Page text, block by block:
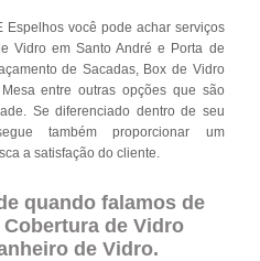
Espelhos você pode achar serviços
Vidro em Santo André e Porta de
de Sacadas, Box de Vidro
entre outras opções que são
Se diferenciado dentro de seu
também proporcionar um
a satisfação do cliente.
quando falamos de
de Vidro
de Vidro.